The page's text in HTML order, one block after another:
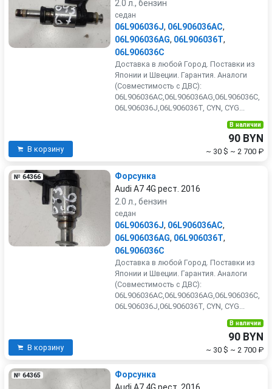
2.0 л., бензин
седан
06L906036J, 06L906036AC,
06L906036AG, 06L906036T,
06L906036C
Доставка в любой Город. Поставки из
Японии и Швеции. Гарантия. Аналоги
(Совместимость с ДВС):
06L906036AC,06L906036AG,06L906036C,
06L906036J,06L906036T, CYN, CYG...
В корзину
В наличии
90 BYN
~ 30 $ ~ 2 700 ₽
№ 64366
Форсунка
Audi A7 4G рест. 2016
2.0 л., бензин
седан
06L906036J, 06L906036AC,
06L906036AG, 06L906036T,
06L906036C
Доставка в любой Город. Поставки из
Японии и Швеции. Гарантия. Аналоги
(Совместимость с ДВС):
06L906036AC,06L906036AG,06L906036C,
06L906036J,06L906036T, CYN, CYG...
В корзину
В наличии
90 BYN
~ 30 $ ~ 2 700 ₽
№ 64365
Форсунка